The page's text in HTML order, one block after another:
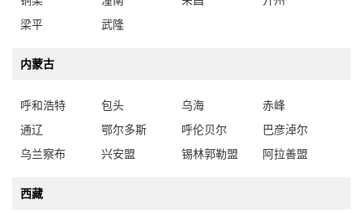
梁平
武隆
内蒙古
呼和浩特 包头 乌海
赤峰
通辽
鄂尔多斯 呼伦贝尔
巴彦淖尔
乌兰察布
兴安盟 锡林郭勒盟 阿拉善盟
西藏